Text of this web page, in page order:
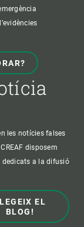
les notícies falses
disposem
dedicats a la difusió
EL
BLOG!